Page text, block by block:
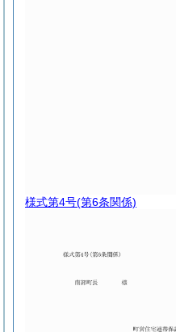
様式第4号(第6条関係)